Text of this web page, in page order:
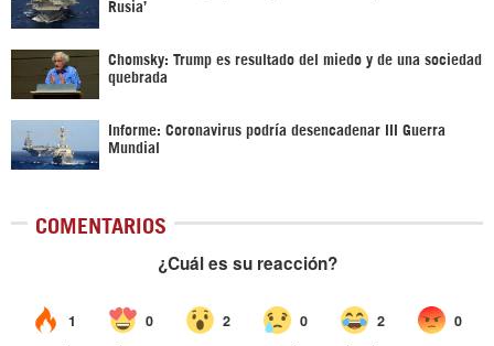
Rusia’
Chomsky: Trump es resultado del miedo y de una sociedad
quebrada
Informe: Coronavirus podría desencadenar III Guerra
Mundial
COMENTARIOS